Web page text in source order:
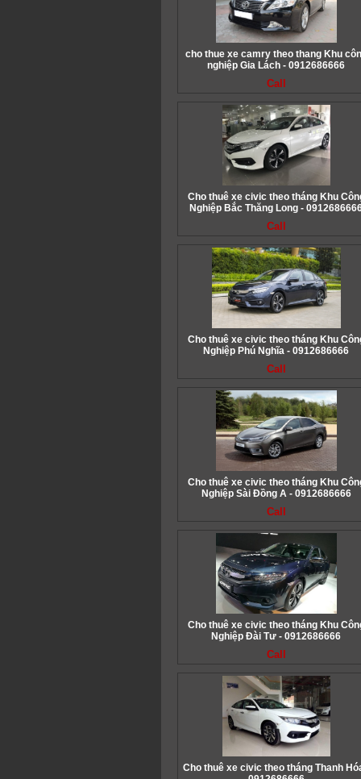
cho thue xe camry theo thang Khu
nghiệp Gia Lách - 0912686666
Call
Cho thuê xe civic theo tháng Khu
Nghiệp Bắc Thăng Long -
Call
Cho thuê xe civic theo tháng Khu
Nghiệp Phú Nghĩa - 0912686666
Call
Cho thuê xe civic theo tháng Khu
Nghiệp Sài Đồng A - 0912686666
Call
Cho thuê xe civic theo tháng Khu
Nghiệp Đài Tư - 0912686666
Call
Cho thuê xe civic theo tháng Thanh